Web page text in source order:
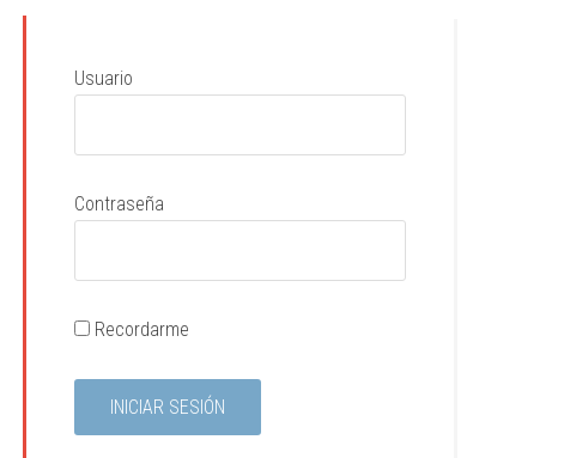
Usuario
Contraseña
Recordarme